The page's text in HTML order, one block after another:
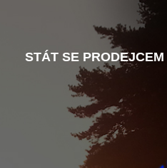
STÁT SE PRODEJCEM